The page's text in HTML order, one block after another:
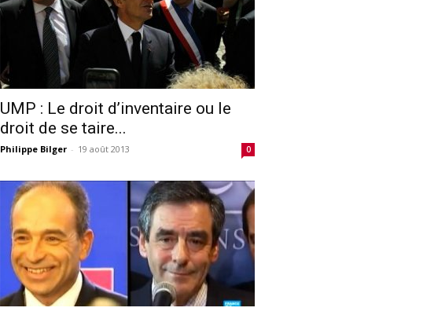
UMP : Le droit d’inventaire ou le
droit de se taire...
Philippe Bilger - 19 août 2013 0